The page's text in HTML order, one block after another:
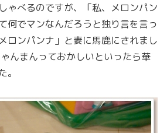
ゃべるのですが、「私、メロンパン
何でマンなんだろうと独り言を言っ
ロンパンナ」と妻に馬鹿にされまし
んまんっておかしいといったら華
。